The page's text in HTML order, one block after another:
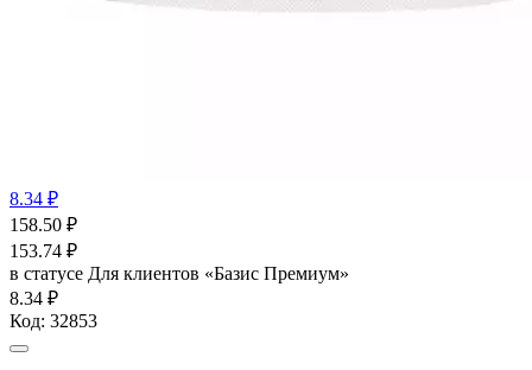
8.34 ₽
158.50 ₽
153.74 ₽
в статусе Для клиентов «Базис Премиум»
8.34 ₽
Код: 32853